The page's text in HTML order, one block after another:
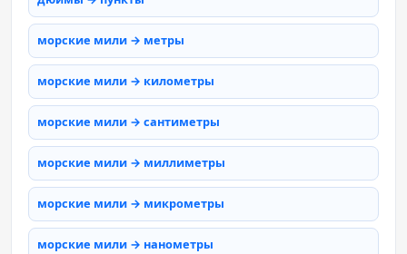
морские мили → метры
морские мили → километры
морские мили → сантиметры
морские мили → миллиметры
морские мили → микрометры
морские мили → нанометры